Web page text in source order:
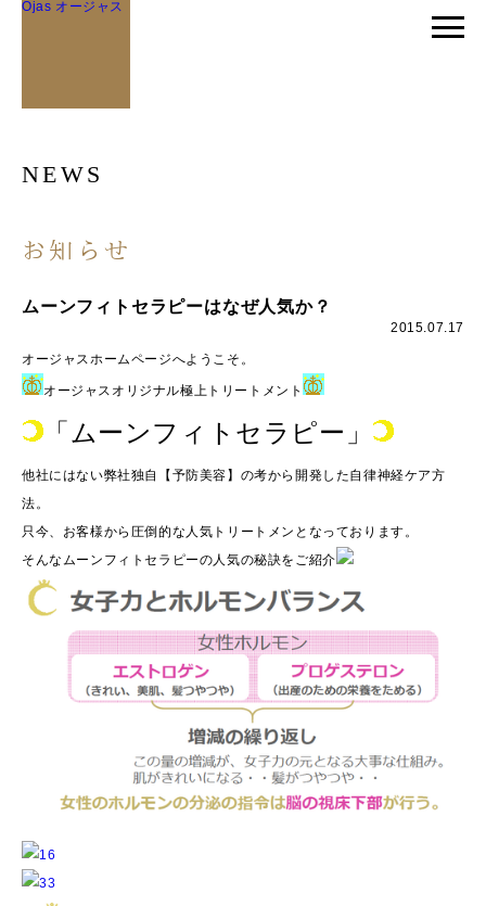
Ojas オージャス
NEWS
お知らせ
ムーンフィトセラピーはなぜ人気か？
2015.07.17
オージャスホームページへようこそ。
オージャスオリジナル極上トリートメント
「ムーンフィトセラピー」
他社にはない弊社独自【予防美容】の考から開発した自律神経ケア方
法。
只今、お客様から圧倒的な人気トリートメンとなっております。
そんなムーンフィトセラピーの人気の秘訣をご紹介